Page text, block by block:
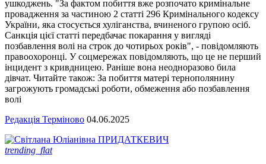
ушкоджень. "За фактом побиття вже розпочато кримінальне
провадження за частиною 2 статті 296 Кримінального кодексу
України, яка стосується хуліганства, вчиненого групою осіб.
Санкція цієї статті передбачає покарання у вигляді
позбавлення волі на строк до чотирьох років", - повідомляють
правоохоронці. У соцмережах повідомляють, що це не перший
інцидент з кривдницею. Раніше вона неодноразово била
дівчат. Читайте також: За побиття матері тернополянину
загрожують громадські роботи, обмеження або позбавлення
волі
Редакція Терміново 04.06.2025
trending_flat